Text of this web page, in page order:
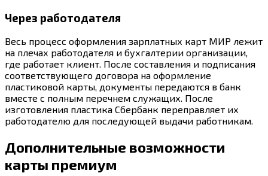
Через работодателя
Весь процесс оформления зарплатных карт МИР лежит
на плечах работодателя и бухгалтерии организации,
где работает клиент. После составления и подписания
соответствующего договора на оформление
пластиковой карты, документы передаются в банк
вместе с полным перечнем служащих. После
изготовления пластика Сбербанк переправляет их
работодателю для последующей выдачи работникам.
Дополнительные возможности
карты премиум